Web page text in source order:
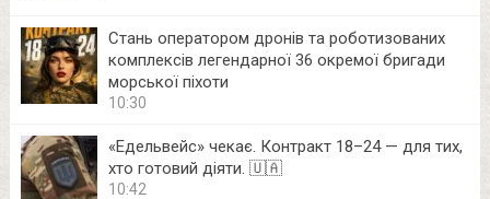
Стань оператором дронів та роботизованих
комплексів легендарної 36 окремої бригади
морської піхоти
10:30
«Едельвейс» чекає. Контракт 18–24 — для тих,
хто готовий діяти. 🇺🇦
10:42